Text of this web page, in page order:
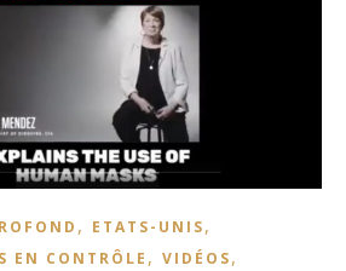
, ETATS-UNIS,
EN CONTRÔLE , VIDÉOS,